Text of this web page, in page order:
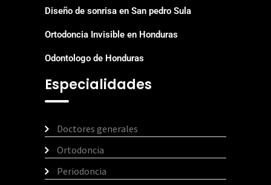
Diseño de sonrisa en San pedro Sula
Ortodoncia Invisible en Honduras
Odontologo de Honduras
Especialidades
Doctores generales
Ortodoncia
Periodoncia